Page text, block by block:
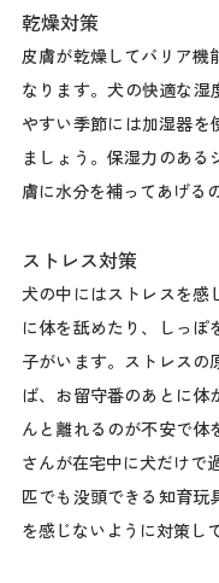
乾燥対策
皮膚が乾燥してバリア機
なります。犬の快適な湿
やすい季節には加湿器を
ましょう。保湿力のあ
膚に水分を補ってあげる
ストレス対策
犬の中にはストレスを感
に体を舐めたり、しっぽ
子がいます。ストレスの
ば、お留守番のあとに体
んと離れるのが不安で体
さんが在宅中に犬だけで
匹でも没頭できる知育玩
を感じないように対策し